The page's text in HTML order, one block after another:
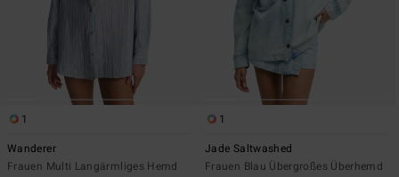
1
Wanderer
Frauen Multi Langärmliges Hemd
1
Jade Saltwashed
Frauen Blau Übergroßes Überhemd